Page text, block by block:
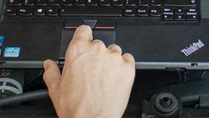
Zentralelektronik 2